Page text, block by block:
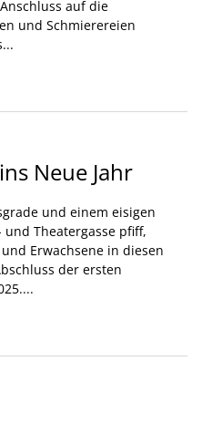
auf die
und Schmierereien
Neue Jahr
und einem eisigen
Theatergasse pfiff,
Erwachsene in diesen
der ersten